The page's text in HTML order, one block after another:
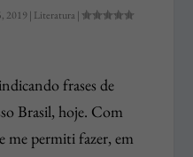
2019| Literatura |
frases de
Brasil, hoje. Com
me permiti fazer, em